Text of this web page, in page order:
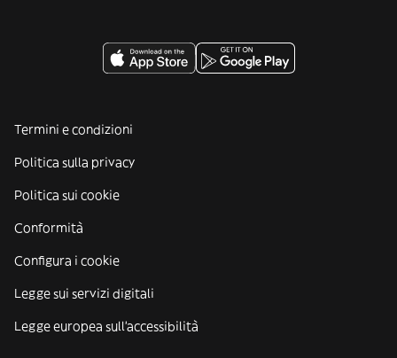
Termini e condizioni
Politica sulla privacy
Politica sui cookie
Conformità
Configura i cookie
Legge sui servizi digitali
Legge europea sull'accessibilità